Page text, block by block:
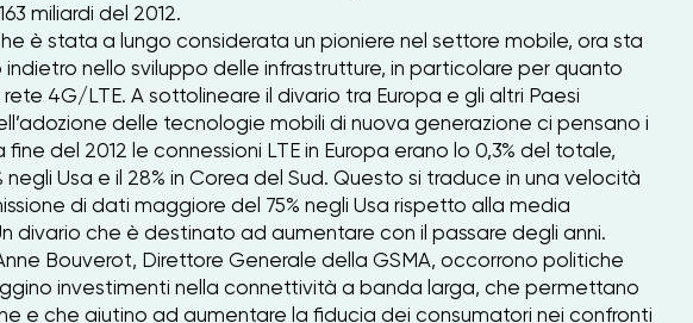
miliardi del 2012.
è stata a lungo considerata un pioniere nel settore mobile, ora sta
indietro nello sviluppo delle infrastrutture, in particolare per quanto
4G/LTE. A sottolineare il divario tra Europa e gli altri Paesi
delle tecnologie mobili di nuova generazione ci pensano i
fine del 2012 le connessioni LTE in Europa erano lo 0,3% del totale,
negli Usa e il 28% in Corea del Sud. Questo si traduce in una velocità
di dati maggiore del 75% negli Usa rispetto alla media
divario che è destinato ad aumentare con il passare degli anni.
Bouverot, Direttore Generale della GSMA, occorrono politiche
investimenti nella connettività a banda larga, che permettano
e che aiutino ad aumentare la fiducia dei consumatori nei confronti